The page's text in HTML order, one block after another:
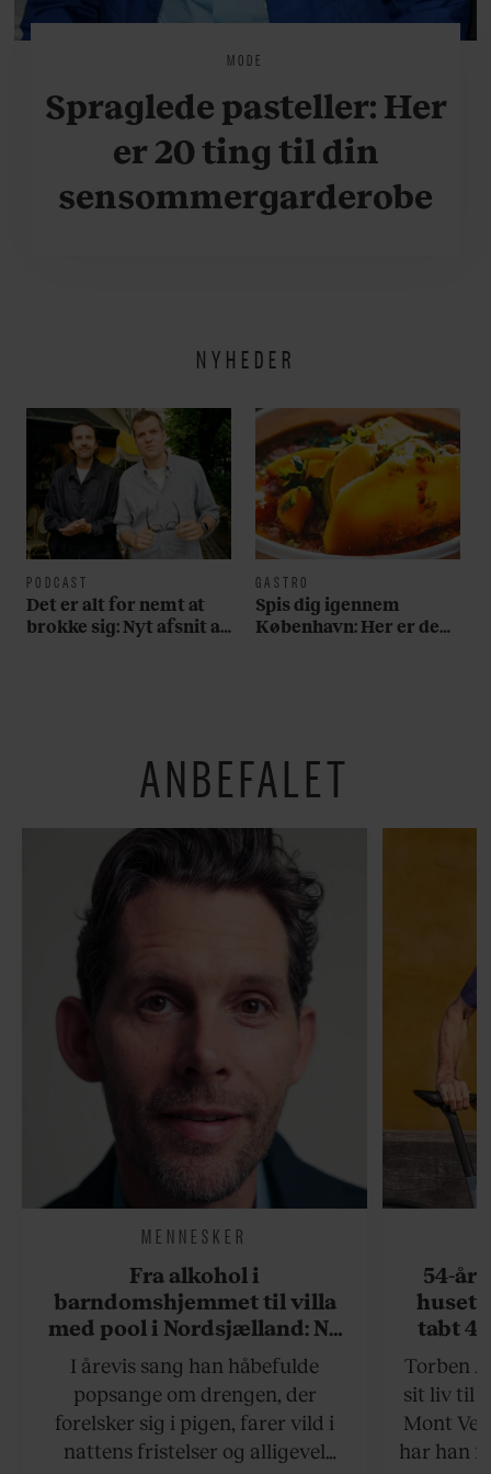
MODE
Spraglede pasteller: Her
er 20 ting til din
sensommergarderobe
NYHEDER
PODCAST
Det er alt for nemt at
brokke sig: Nyt afsnit af
GASTRO
Spis dig igennem
København: Her er de
ANBEFALET
MENNESKER
Fra alkohol i
barndomshjemmet til villa
med pool i Nordsjælland: Nu
skal du høre sandheden om
Rasmus Seebach
I årevis sang han håbefulde
popsange om drengen, der
forelsker sig i pigen, farer vild i
nattens fristelser og alligevel
54-
huset
tabt
Torben
sit liv til
Mont
har han